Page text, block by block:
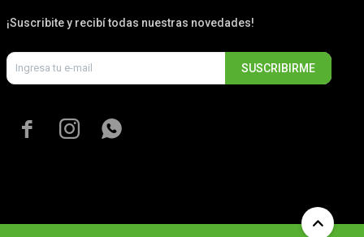
¡Suscribite y recibí todas nuestras novedades!
SUSCRIBIRME
  